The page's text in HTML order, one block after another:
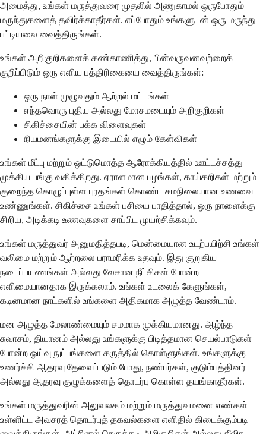
அமைத்து, உங்கள் மருத்துவரை முதலில் அணுகாமல் ஒருபோதும்
மருந்துகளைத் தவிர்க்காதீர்கள். எப்போதும் உங்களுடன் ஒரு மருந்து
பட்டியலை வைத்திருங்கள்.
உங்கள் அறிகுறிகளைக் கண்காணித்து, பின்வருவனவற்றைக்
குறிப்பிடும் ஒரு எளிய பத்திரிகையை வைத்திருங்கள்:
ஒரு நாள் முழுவதும் ஆற்றல் மட்டங்கள்
எந்தவொரு புதிய அல்லது மோசமடையும் அறிகுறிகள்
சிகிச்சையின் பக்க விளைவுகள்
நியமனங்களுக்கு இடையில் எழும் கேள்விகள்
உங்கள் மீட்பு மற்றும் ஒட்டுமொத்த ஆரோக்கியத்தில் ஊட்டச்சத்து
முக்கிய பங்கு வகிக்கிறது. ஏராளமான பழங்கள், காய்கறிகள் மற்றும்
குறைந்த கொழுப்புள்ள புரதங்கள் கொண்ட சமநிலையான உணவை
உண்ணுங்கள். சிகிச்சை உங்கள் பசியை பாதித்தால், ஒரு நாளைக்கு
சிறிய, அடிக்கடி உணவுகளை சாப்பிட முயற்சிக்கவும்.
உங்கள் மருத்துவர் அனுமதித்தபடி, மென்மையான உடற்பயிற்சி உங்கள்
வலிமை மற்றும் ஆற்றலை பராமரிக்க உதவும். இது குறுகிய
நடைப்பயணங்கள் அல்லது லேசான நீட்சிகள் போன்ற
எளிமையானதாக இருக்கலாம். உங்கள் உடலைக் கேளுங்கள்,
கடினமான நாட்களில் உங்களை அதிகமாக அழுத்த வேண்டாம்.
மன அழுத்த மேலாண்மையும் சமமாக முக்கியமானது. ஆழ்ந்த
சுவாசம், தியானம் அல்லது உங்களுக்கு பிடித்தமான செயல்பாடுகள்
போன்ற ஓய்வு நுட்பங்களை கருத்தில் கொள்ளுங்கள். உங்களுக்கு
உணர்ச்சி ஆதரவு தேவைப்படும் போது, நண்பர்கள், குடும்பத்தினர்
அல்லது ஆதரவு குழுக்களைத் தொடர்பு கொள்ள தயங்காதீர்கள்.
உங்கள் மருத்துவரின் அலுவலகம் மற்றும் மருத்துவமனை எண்கள்
உள்ளிட்ட அவசரத் தொடர்புத் தகவல்களை எளிதில் கிடைக்கும்படி